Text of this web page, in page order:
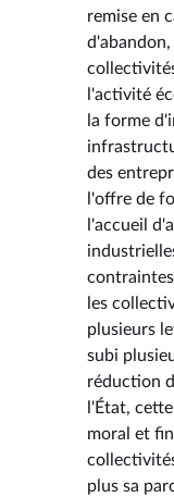
remise en
d'abandon,
l'activité
la forme
des
l'offre de
l'accueil
les
plusieurs
subi
réduction
l'État,
moral et
plus sa